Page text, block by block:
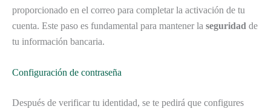
proporcionado en el correo para completar la activación de tu
cuenta. Este paso es fundamental para mantener la seguridad de
tu información bancaria.
Configuración de contraseña
Después de verificar tu identidad, se te pedirá que configures